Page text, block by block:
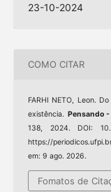
23-10-2024
COMO CITAR
FARHI NETO, Leon.
existência. Pensando
138, 2024. DOI:
https://
em: 9 ago. 2026.
Fomatos de